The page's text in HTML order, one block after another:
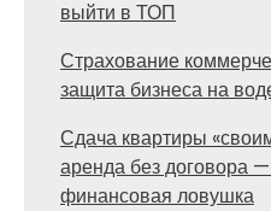
выйти в ТОП
Страхование
защита бизнеса на
Сдача квартиры
аренда без договора
финансовая ловушка